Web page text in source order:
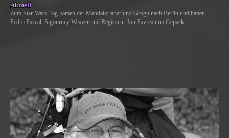
Aktuell
Zum Star-Wars-Tag kamen der Mandalorianer und Grogu nach Berlin und hatten
Pedro Pascal, Sigourney Weaver und Regisseur Jon Favreau im Gepäck.